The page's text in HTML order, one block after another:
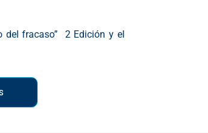
del fracaso” 2 Edición y el